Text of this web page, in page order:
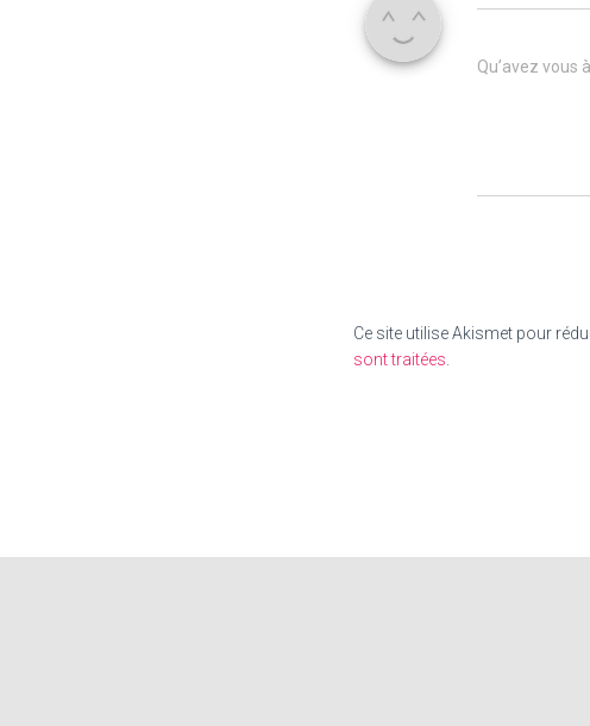
Qu’avez vous
Ce site utilise Akismet pour
sont traitées